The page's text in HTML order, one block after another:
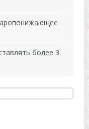
более 3